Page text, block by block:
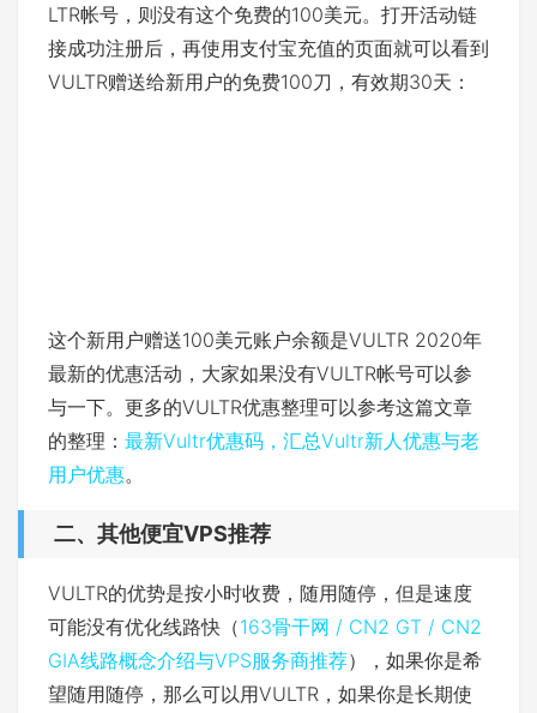
LTR帐号，则没有这个免费的100美元。打开活动链
接成功注册后，再使用支付宝充值的页面就可以看到
VULTR赠送给新用户的免费100刀，有效期30天：
这个新用户赠送100美元账户余额是VULTR 2020年
最新的优惠活动，大家如果没有VULTR帐号可以参
与一下。更多的VULTR优惠整理可以参考这篇文章
的整理： 最新Vultr优惠码，汇总Vultr新人优惠与老
用户优惠。
二、其他便宜VPS推荐
VULTR的优势是按小时收费，随用随停，但是速度
可能没有优化线路快（163骨干网 / CN2 GT / CN2
GIA线路概念介绍与VPS服务商推荐），如果你是希
望随用随停，那么可以用VULTR，如果你是长期使